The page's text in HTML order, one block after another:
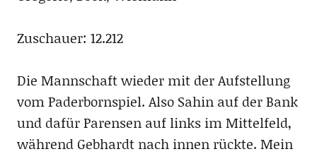
Zuschauer: 12.212
Die Mannschaft wieder mit der Aufstellung
vom Paderbornspiel. Also Sahin auf der Bank
und dafür Parensen auf links im Mittelfeld,
während Gebhardt nach innen rückte. Mein